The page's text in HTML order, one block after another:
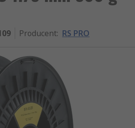
Producent: RS PRO